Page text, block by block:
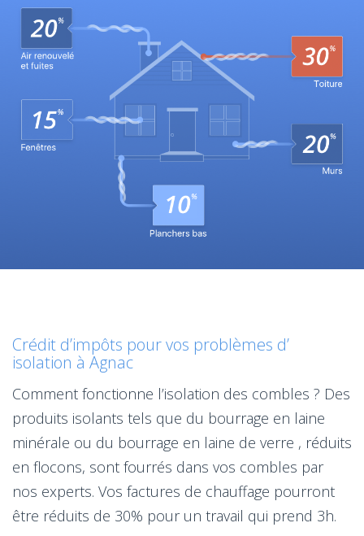
Crédit d’impôts pour vos problèmes d’
isolation à Agnac
Comment fonctionne l’isolation des combles ? Des
produits isolants tels que du bourrage en laine
minérale ou du bourrage en laine de verre , réduits
en flocons, sont fourrés dans vos combles par
nos experts. Vos factures de chauffage pourront
être réduits de 30% pour un travail qui prend 3h.